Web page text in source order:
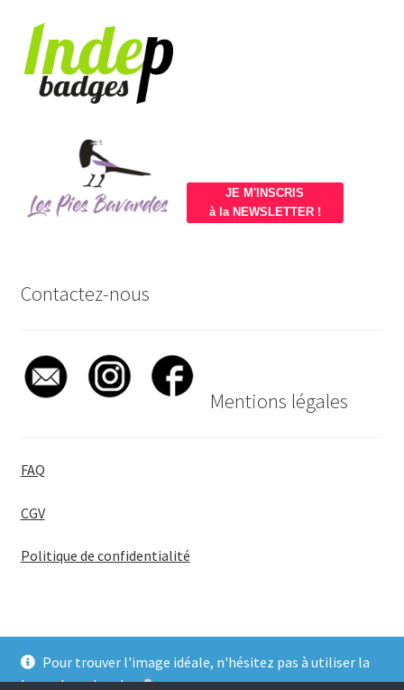
Pour trouver l'image idéale, n'hésitez pas à utiliser la
barre de recherche
JE M'INSCRIS
à la NEWSLETTER !
Contactez-nous
Mentions légales
FAQ
CGV
Politique de confidentialité
© BadgeGirl® 2026